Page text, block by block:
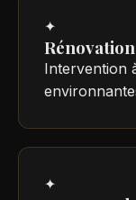
✦
Intervention
✦